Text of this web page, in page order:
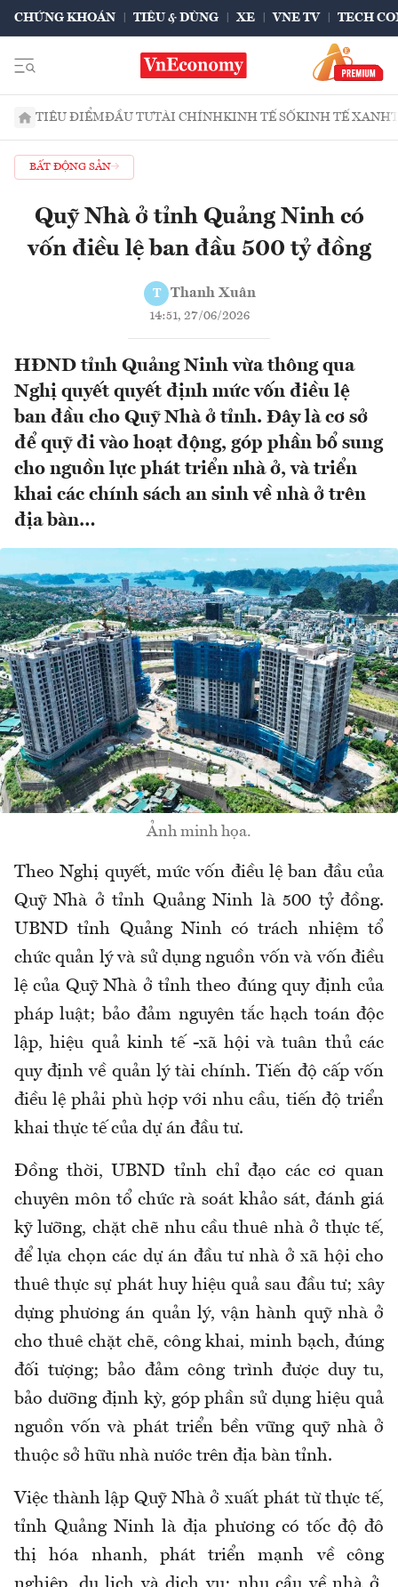
CHỨNG KHOÁN TIÊU & DÙNG XE VNE TV TECH
TIÊU ĐIỂMĐẦU TƯTÀI CHÍNHKINH TẾ SỐKINH TẾ XANH
BẤT ĐỘNG SẢN
Quỹ Nhà ở tỉnh Quảng Ninh có
vốn điều lệ ban đầu 500 tỷ đồng
T Thanh Xuân
14:51, 27/06/2026
HĐND tỉnh Quảng Ninh vừa thông qua
Nghị quyết quyết định mức vốn điều lệ
ban đầu cho Quỹ Nhà ở tỉnh. Đây là cơ sở
để quỹ đi vào hoạt động, góp phần bổ sung
cho nguồn lực phát triển nhà ở, và triển
khai các chính sách an sinh về nhà ở trên
địa bàn…
Ảnh minh họa.
Theo Nghị quyết, mức vốn điều lệ ban đầu của
Quỹ Nhà ở tỉnh Quảng Ninh là 500 tỷ đồng.
UBND tỉnh Quảng Ninh có trách nhiệm tổ
chức quản lý và sử dụng nguồn vốn và vốn điều
lệ của Quỹ Nhà ở tỉnh theo đúng quy định của
pháp luật; bảo đảm nguyên tắc hạch toán độc
lập, hiệu quả kinh tế -xã hội và tuân thủ các
quy định về quản lý tài chính. Tiến độ cấp vốn
điều lệ phải phù hợp với nhu cầu, tiến độ triển
khai thực tế của dự án đầu tư.
Đồng thời, UBND tỉnh chỉ đạo các cơ quan
chuyên môn tổ chức rà soát khảo sát, đánh giá
kỹ lưỡng, chặt chẽ nhu cầu thuê nhà ở thực tế,
để lựa chọn các dự án đầu tư nhà ở xã hội cho
thuê thực sự phát huy hiệu quả sau đầu tư; xây
dựng phương án quản lý, vận hành quỹ nhà ở
cho thuê chặt chẽ, công khai, minh bạch, đúng
đối tượng; bảo đảm công trình được duy tu,
bảo dưỡng định kỳ, góp phần sử dụng hiệu quả
nguồn vốn và phát triển bền vững quỹ nhà ở
thuộc sở hữu nhà nước trên địa bàn tỉnh.
Việc thành lập Quỹ Nhà ở xuất phát từ thực tế,
tỉnh Quảng Ninh là địa phương có tốc độ đô
thị hóa nhanh, phát triển mạnh về công